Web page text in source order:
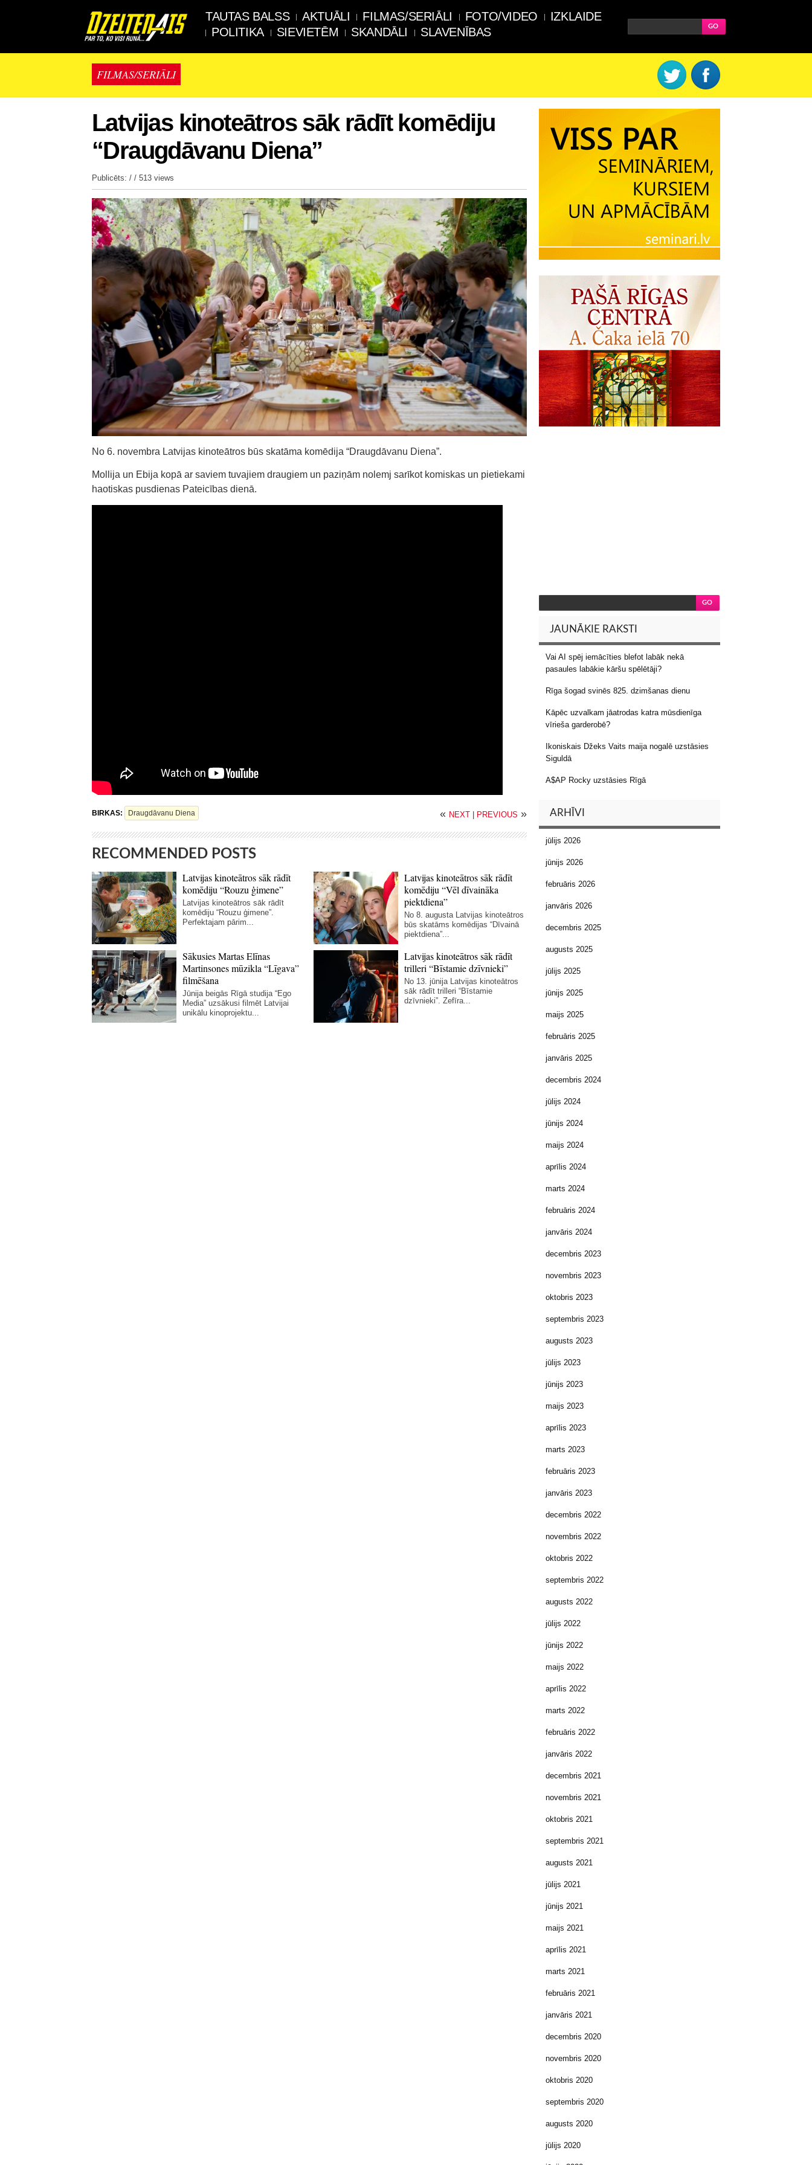
TAUTAS BALSS AKTUĀLI FILMAS/SERIĀLI FOTO/VIDEO
IZKLAIDE
POLITIKA
SIEVIETĒM SKANDĀLI SLAVENĪBAS
FILMAS/SERIĀLI
Latvijas kinoteātros sāk rādīt komēdiju
“Draugdāvanu Diena”
Publicēts: / / 513 views
No 6. novembra Latvijas kinoteātros būs skatāma komēdija “Draugdāvanu Diena”.
Mollija un Ebija kopā ar saviem tuvajiem draugiem un paziņām nolemj sarīkot komiskas un pietiekami
haotiskas pusdienas Pateicības dienā.
BIRKAS: Draugdāvanu Diena « NEXT PREVIOUS »
RECOMMENDED POSTS
Latvijas kinoteātros sāk rādīt
komēdiju “Rouzu ģimene”
Latvijas kinoteātros sāk rādīt
komēdiju “Rouzu ģimene”.
Perfektajam pārim...
Latvijas kinoteātros sāk rādīt
komēdiju “Vēl dīvaināka
piektdiena”
No 8. augusta Latvijas kinoteātros
būs skatāms komēdijas “Dīvainā
piektdiena”...
Sākusies Martas Elīnas
Martinsones mūzikla “Līgava”
filmēšana
Jūnija beigās Rīgā studija “Ego
Media” uzsākusi filmēt Latvijai
unikālu kinoprojektu...
Latvijas kinoteātros sāk rādīt
trilleri “Bīstamie dzīvnieki”
No 13. jūnija Latvijas kinoteātros
sāk rādīt trilleri “Bīstamie
dzīvnieki”. Zefīra...
JAUNĀKIE RAKSTI
Vai AI spēj iemācīties blefot labāk nekā
pasaules labākie kāršu spēlētāji?
Rīga šogad svinēs 825. dzimšanas dienu
Kāpēc uzvalkam jāatrodas katra mūsdienīga
vīrieša garderobē?
Ikoniskais Džeks Vaits maija nogalē uzstāsies
Siguldā
A$AP Rocky uzstāsies Rīgā
ARHĪVI
jūlijs 2026
jūnijs 2026
februāris 2026
janvāris 2026
decembris 2025
augusts 2025
jūlijs 2025
jūnijs 2025
maijs 2025
februāris 2025
janvāris 2025
decembris 2024
jūlijs 2024
jūnijs 2024
maijs 2024
aprīlis 2024
marts 2024
februāris 2024
janvāris 2024
decembris 2023
novembris 2023
oktobris 2023
septembris 2023
augusts 2023
jūlijs 2023
jūnijs 2023
maijs 2023
aprīlis 2023
marts 2023
februāris 2023
janvāris 2023
decembris 2022
novembris 2022
oktobris 2022
septembris 2022
augusts 2022
jūlijs 2022
jūnijs 2022
maijs 2022
aprīlis 2022
marts 2022
februāris 2022
janvāris 2022
decembris 2021
novembris 2021
oktobris 2021
septembris 2021
augusts 2021
jūlijs 2021
jūnijs 2021
maijs 2021
aprīlis 2021
marts 2021
februāris 2021
janvāris 2021
decembris 2020
novembris 2020
oktobris 2020
septembris 2020
augusts 2020
jūlijs 2020